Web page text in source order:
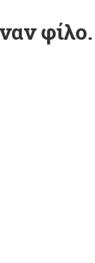
φίλο.